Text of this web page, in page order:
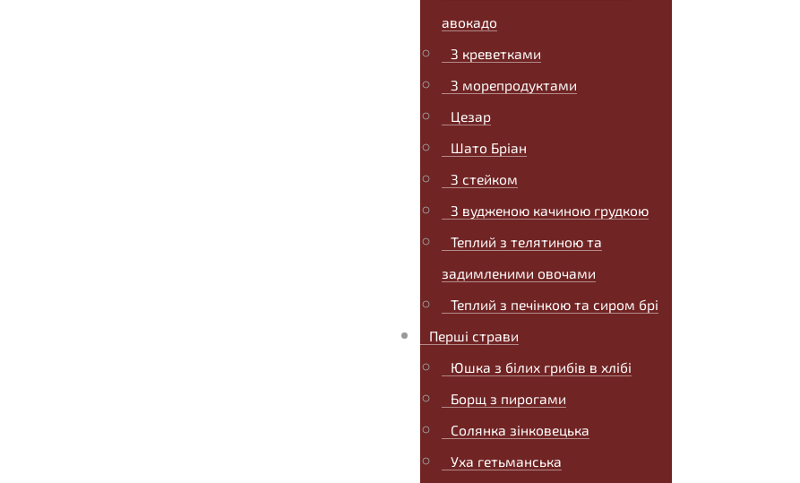
авокадо
З креветками
З морепродуктами
Цезар
Шато Бріан
З стейком
З вудженою качиною грудкою
Теплий з телятиною та
задимленими овочами
Теплий з печінкою та сиром брі
Перші страви
Юшка з білих грибів в хлібі
Борщ з пирогами
Солянка зінковецька
Уха гетьманська